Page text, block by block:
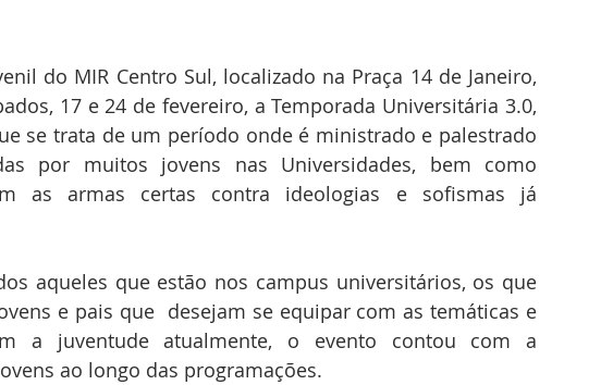
do MIR Centro Sul, localizado na Praça 14 de Janeiro,
17 e 24 de fevereiro, a Temporada Universitária 3.0,
se trata de um período onde é ministrado e palestrado
por muitos jovens nas Universidades, bem como
as armas certas contra ideologias e sofismas já
aqueles que estão nos campus universitários, os que
e pais que  desejam se equipar com as temáticas e
a juventude atualmente, o evento contou com a
ao longo das programações.